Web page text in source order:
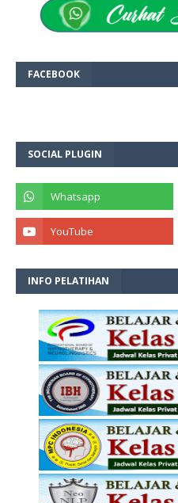
FACEBOOK
SOCIAL PLUGIN
INFO PELATIHAN